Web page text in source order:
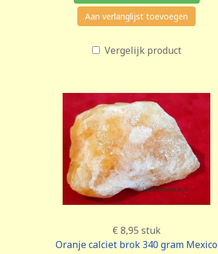
Aan verlanglijst toevoegen
Vergelijk product
€ 8,95 stuk
Oranje calciet brok 340 gram Mexico